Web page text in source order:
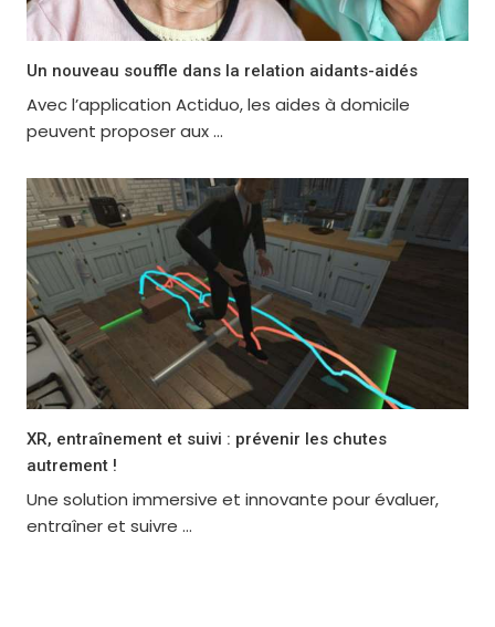
Un nouveau souffle dans la relation aidants-aidés
Avec l’application Actiduo, les aides à domicile
peuvent proposer aux ...
XR, entraînement et suivi : prévenir les chutes
autrement !
Une solution immersive et innovante pour évaluer,
entraîner et suivre ...